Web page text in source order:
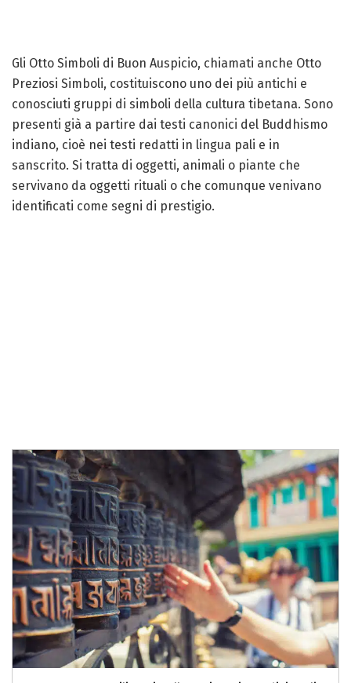
Gli Otto Simboli di Buon Auspicio, chiamati anche Otto
Preziosi Simboli, costituiscono uno dei più antichi e
conosciuti gruppi di simboli della cultura tibetana. Sono
presenti già a partire dai testi canonici del Buddhismo
indiano, cioè nei testi redatti in lingua pali e in
sanscrito. Si tratta di oggetti, animali o piante che
servivano da oggetti rituali o che comunque venivano
identificati come segni di prestigio.